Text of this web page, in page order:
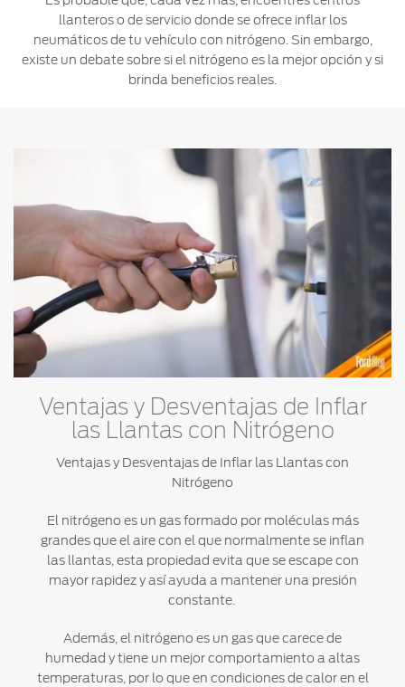
Ford
Custom
Garage
Ford
Credit
Vehículos
Comerciales
Tu Ford
Localiza un
Certificados
Ford
D-
Precio de
Mantenimiento
Programa de
Mantenimiento
Vehículos
Motorcraft ®
Cita de
Servicio
Garantía
Partes
Soporte
Soporte
Técnico
SYNC ®
Desempeño
Seguridad
Cambiar
Contraseña
llanteros o de servicio donde se ofrece inflar los
neumáticos de tu vehículo con nitrógeno. Sin embargo,
existe un debate sobre si el nitrógeno es la mejor opción y si
brinda beneficios reales.
Ventajas y Desventajas de Inflar
las Llantas con Nitrógeno
Ventajas y Desventajas de Inflar las Llantas con
Nitrógeno
El nitrógeno es un gas formado por moléculas más
grandes que el aire con el que normalmente se inflan
las llantas, esta propiedad evita que se escape con
mayor rapidez y así ayuda a mantener una presión
constante.
Además, el nitrógeno es un gas que carece de
humedad y tiene un mejor comportamiento a altas
temperaturas, por lo que en condiciones de calor en el